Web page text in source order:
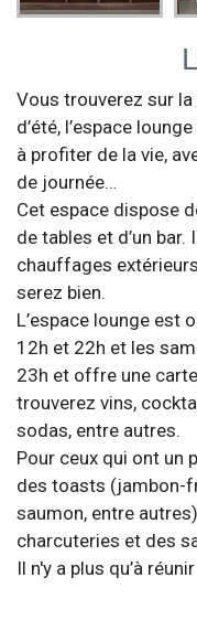
Vous trouverez sur
d’été, l’espace
à profiter de la vie,
de journée…
Cet espace dispose
de tables et d’un
chauffages
serez bien.
L’espace lounge est
12h et 22h et les
23h et offre une
trouverez vins,
sodas, entre autres.
Pour ceux qui ont un
des toasts (jambon-
saumon, entre
charcuteries et des
Il n'y a plus qu’à